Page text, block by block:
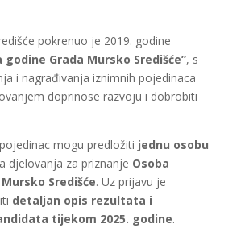
pokrenuo je 2019. godine
godine Grada Mursko Središće”, s
i nagrađivanja iznimnih pojedinaca
doprinose razvoju i dobrobiti
mogu predložiti jednu osobu
djelovanja za priznanje Osoba
Središće. Uz prijavu je
detaljan opis rezultata i
tijekom 2025. godine.